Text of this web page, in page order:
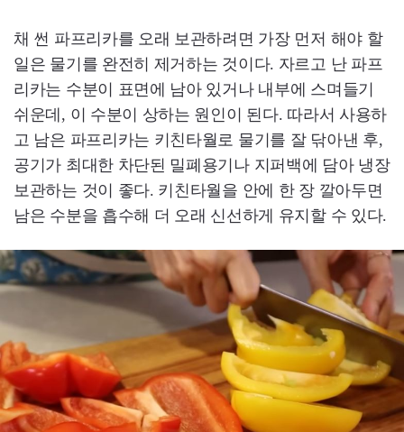
채 썬 파프리카를 오래 보관하려면 가장 먼저 해야 할
일은 물기를 완전히 제거하는 것이다. 자르고 난 파프
리카는 수분이 표면에 남아 있거나 내부에 스며들기
쉬운데, 이 수분이 상하는 원인이 된다. 따라서 사용하
고 남은 파프리카는 키친타월로 물기를 잘 닦아낸 후,
공기가 최대한 차단된 밀폐용기나 지퍼백에 담아 냉장
보관하는 것이 좋다. 키친타월을 안에 한 장 깔아두면
남은 수분을 흡수해 더 오래 신선하게 유지할 수 있다.